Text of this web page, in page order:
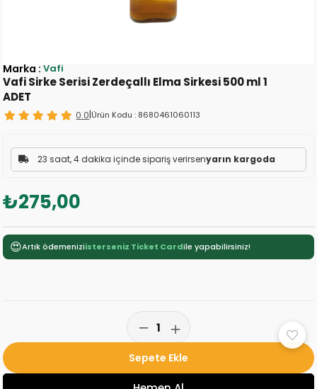
Vafi Sirke Serisi Zerdeçallı Elma Sirkesi 500 ml 1
ADET
0.0|Ürün Kodu : 8680461060113
23 saat, 4 dakika içinde sipariş verirsenyarın kargoda
₺275,00
Marka : Vafi
😍Artık ödemeniziisterseniz Ticket Cardile yapabilirsiniz!